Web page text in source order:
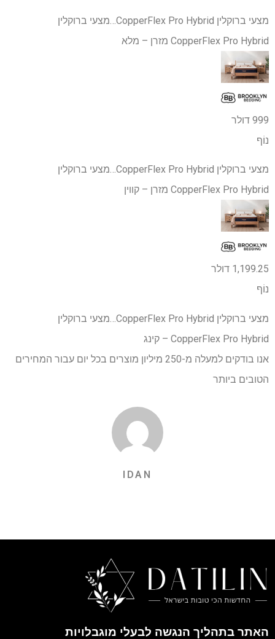
מצעי ברוקלין CopperFlex Pro Hybrid…
מצעי ברוקלין
CopperFlex Pro Hybrid מזרן – מלא
999 דולר
נוֹף
מצעי ברוקלין CopperFlex Pro Hybrid…
מצעי ברוקלין
CopperFlex Pro Hybrid מזרן – קווין
1,199.25 דולר
נוֹף
מצעי ברוקלין CopperFlex Pro Hybrid…
מצעי ברוקלין
CopperFlex Pro Hybrid – קינג
אנו בודקים למעלה מ-250 מיליון מוצרים בכל יום עבור המחירים
הטובים ביותר
IDAN
האתר בתהליך הנגשה לבעלי מוגבלויות